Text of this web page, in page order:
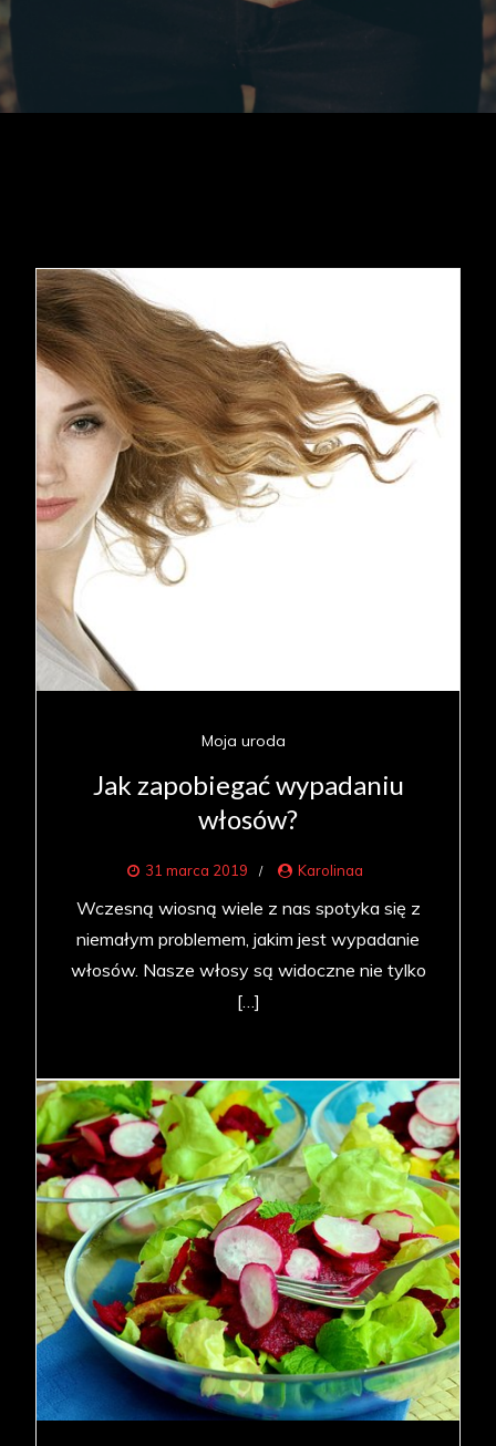
Moja uroda
Jak zapobiegać wypadaniu
włosów?
31 marca 2019 Karolinaa
Wczesną wiosną wiele z nas spotyka się z
niemałym problemem, jakim jest wypadanie
włosów. Nasze włosy są widoczne nie tylko
[…]